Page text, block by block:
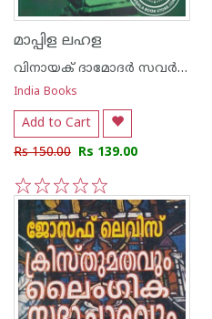
മാപ്പിള ലഹള
വിനായക് ദാമോദര്‍ സവര്‍ക്കര്‍
India Books
Add to Cart
Rs 150.00 Rs 139.00
5
4
3
2
1